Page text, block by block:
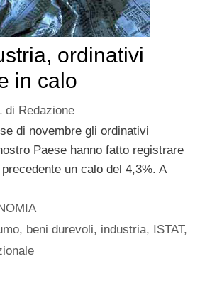
ordinativi
in calo
di Redazione
di novembre gli ordinativi
Paese hanno fatto registrare
un calo del 4,3%. A
, beni durevoli, industria, ISTAT,